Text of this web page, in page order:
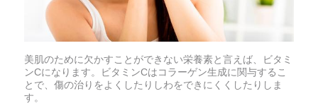
美肌のために欠かすことができない栄養素と言えば、ビタミ
ンCになります。ビタミンCはコラーゲン生成に関与するこ
とで、傷の治りをよくしたりしわをできにくくしたりしま
す。